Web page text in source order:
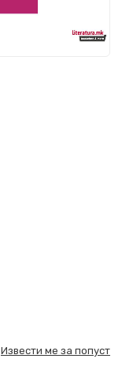
Извести ме за попуст